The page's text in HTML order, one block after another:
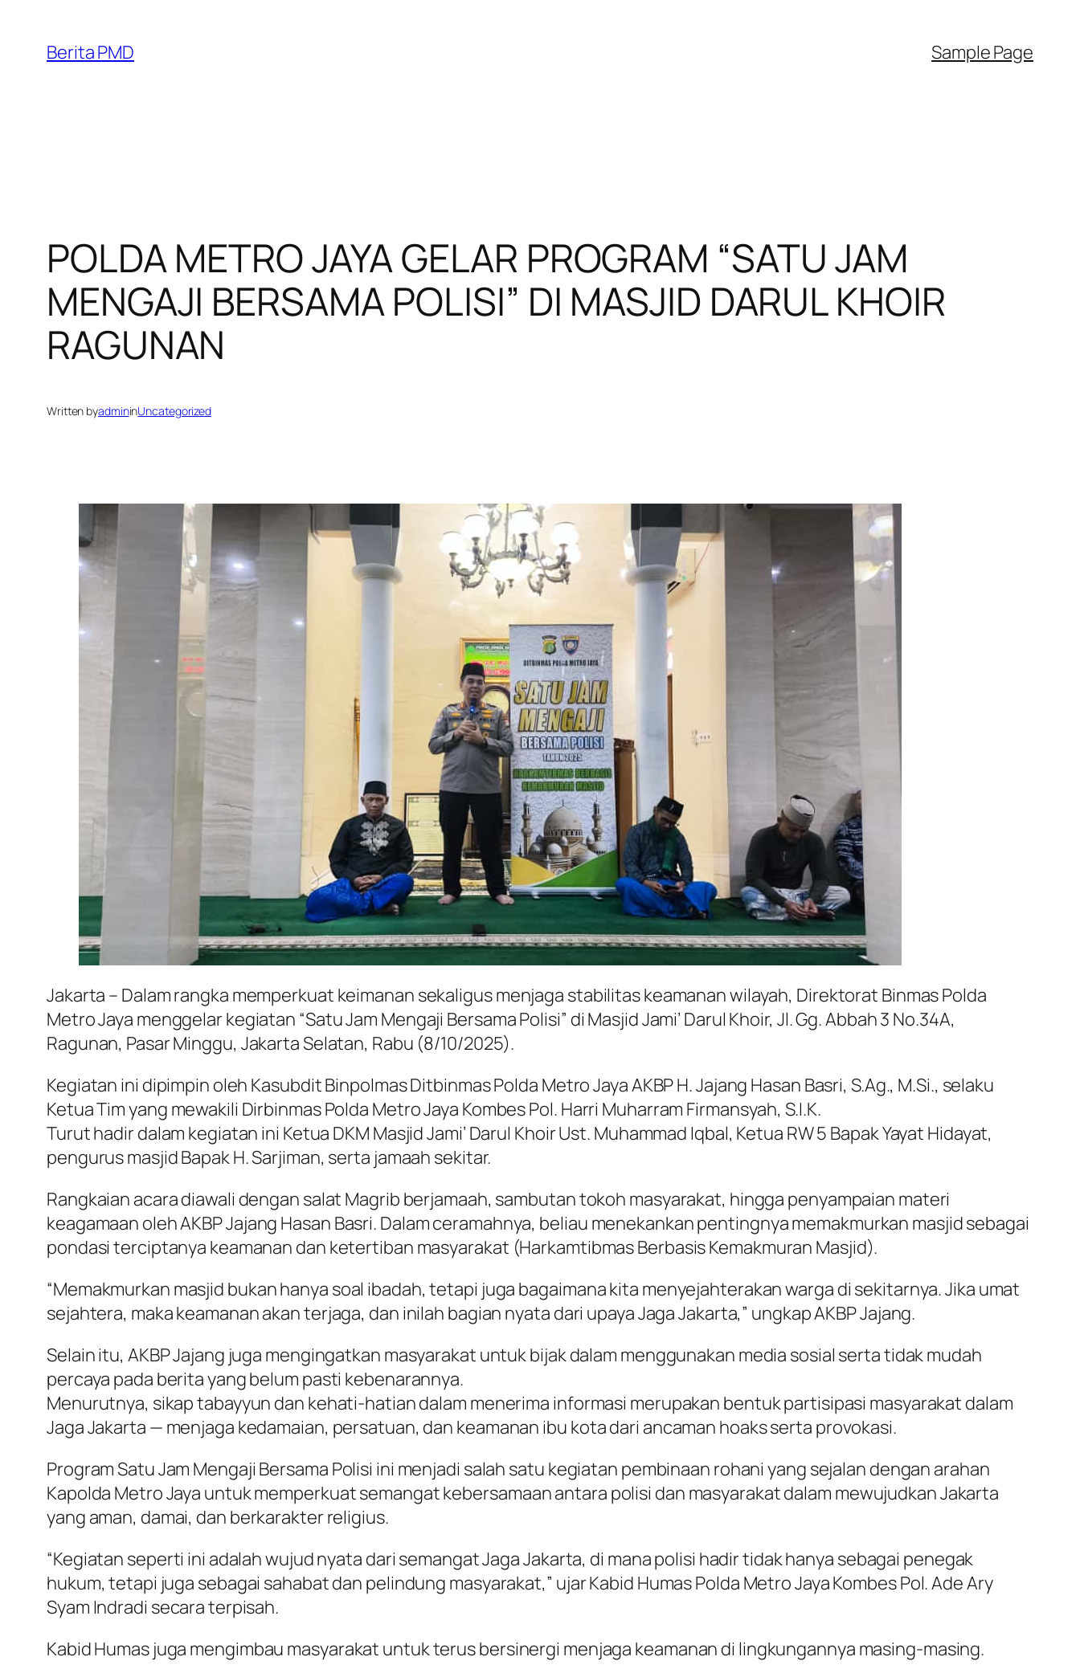
content
Berita PMD Sample Page
POLDA METRO JAYA GELAR PROGRAM “SATU JAM
MENGAJI BERSAMA POLISI” DI MASJID DARUL KHOIR
RAGUNAN
Written byadmininUncategorized
Jakarta – Dalam rangka memperkuat keimanan sekaligus menjaga stabilitas keamanan wilayah, Direktorat Binmas Polda
Metro Jaya menggelar kegiatan “Satu Jam Mengaji Bersama Polisi” di Masjid Jami’ Darul Khoir, Jl. Gg. Abbah 3 No.34A,
Ragunan, Pasar Minggu, Jakarta Selatan, Rabu (8/10/2025).
Kegiatan ini dipimpin oleh Kasubdit Binpolmas Ditbinmas Polda Metro Jaya AKBP H. Jajang Hasan Basri, S.Ag., M.Si., selaku
Ketua Tim yang mewakili Dirbinmas Polda Metro Jaya Kombes Pol. Harri Muharram Firmansyah, S.I.K.
Turut hadir dalam kegiatan ini Ketua DKM Masjid Jami’ Darul Khoir Ust. Muhammad Iqbal, Ketua RW 5 Bapak Yayat Hidayat,
pengurus masjid Bapak H. Sarjiman, serta jamaah sekitar.
Rangkaian acara diawali dengan salat Magrib berjamaah, sambutan tokoh masyarakat, hingga penyampaian materi
keagamaan oleh AKBP Jajang Hasan Basri. Dalam ceramahnya, beliau menekankan pentingnya memakmurkan masjid sebagai
pondasi terciptanya keamanan dan ketertiban masyarakat (Harkamtibmas Berbasis Kemakmuran Masjid).
“Memakmurkan masjid bukan hanya soal ibadah, tetapi juga bagaimana kita menyejahterakan warga di sekitarnya. Jika umat
sejahtera, maka keamanan akan terjaga, dan inilah bagian nyata dari upaya Jaga Jakarta,” ungkap AKBP Jajang.
Selain itu, AKBP Jajang juga mengingatkan masyarakat untuk bijak dalam menggunakan media sosial serta tidak mudah
percaya pada berita yang belum pasti kebenarannya.
Menurutnya, sikap tabayyun dan kehati-hatian dalam menerima informasi merupakan bentuk partisipasi masyarakat dalam
Jaga Jakarta — menjaga kedamaian, persatuan, dan keamanan ibu kota dari ancaman hoaks serta provokasi.
Program Satu Jam Mengaji Bersama Polisi ini menjadi salah satu kegiatan pembinaan rohani yang sejalan dengan arahan
Kapolda Metro Jaya untuk memperkuat semangat kebersamaan antara polisi dan masyarakat dalam mewujudkan Jakarta
yang aman, damai, dan berkarakter religius.
“Kegiatan seperti ini adalah wujud nyata dari semangat Jaga Jakarta, di mana polisi hadir tidak hanya sebagai penegak
hukum, tetapi juga sebagai sahabat dan pelindung masyarakat,” ujar Kabid Humas Polda Metro Jaya Kombes Pol. Ade Ary
Syam Indradi secara terpisah.
Kabid Humas juga mengimbau masyarakat untuk terus bersinergi menjaga keamanan di lingkungannya masing-masing.